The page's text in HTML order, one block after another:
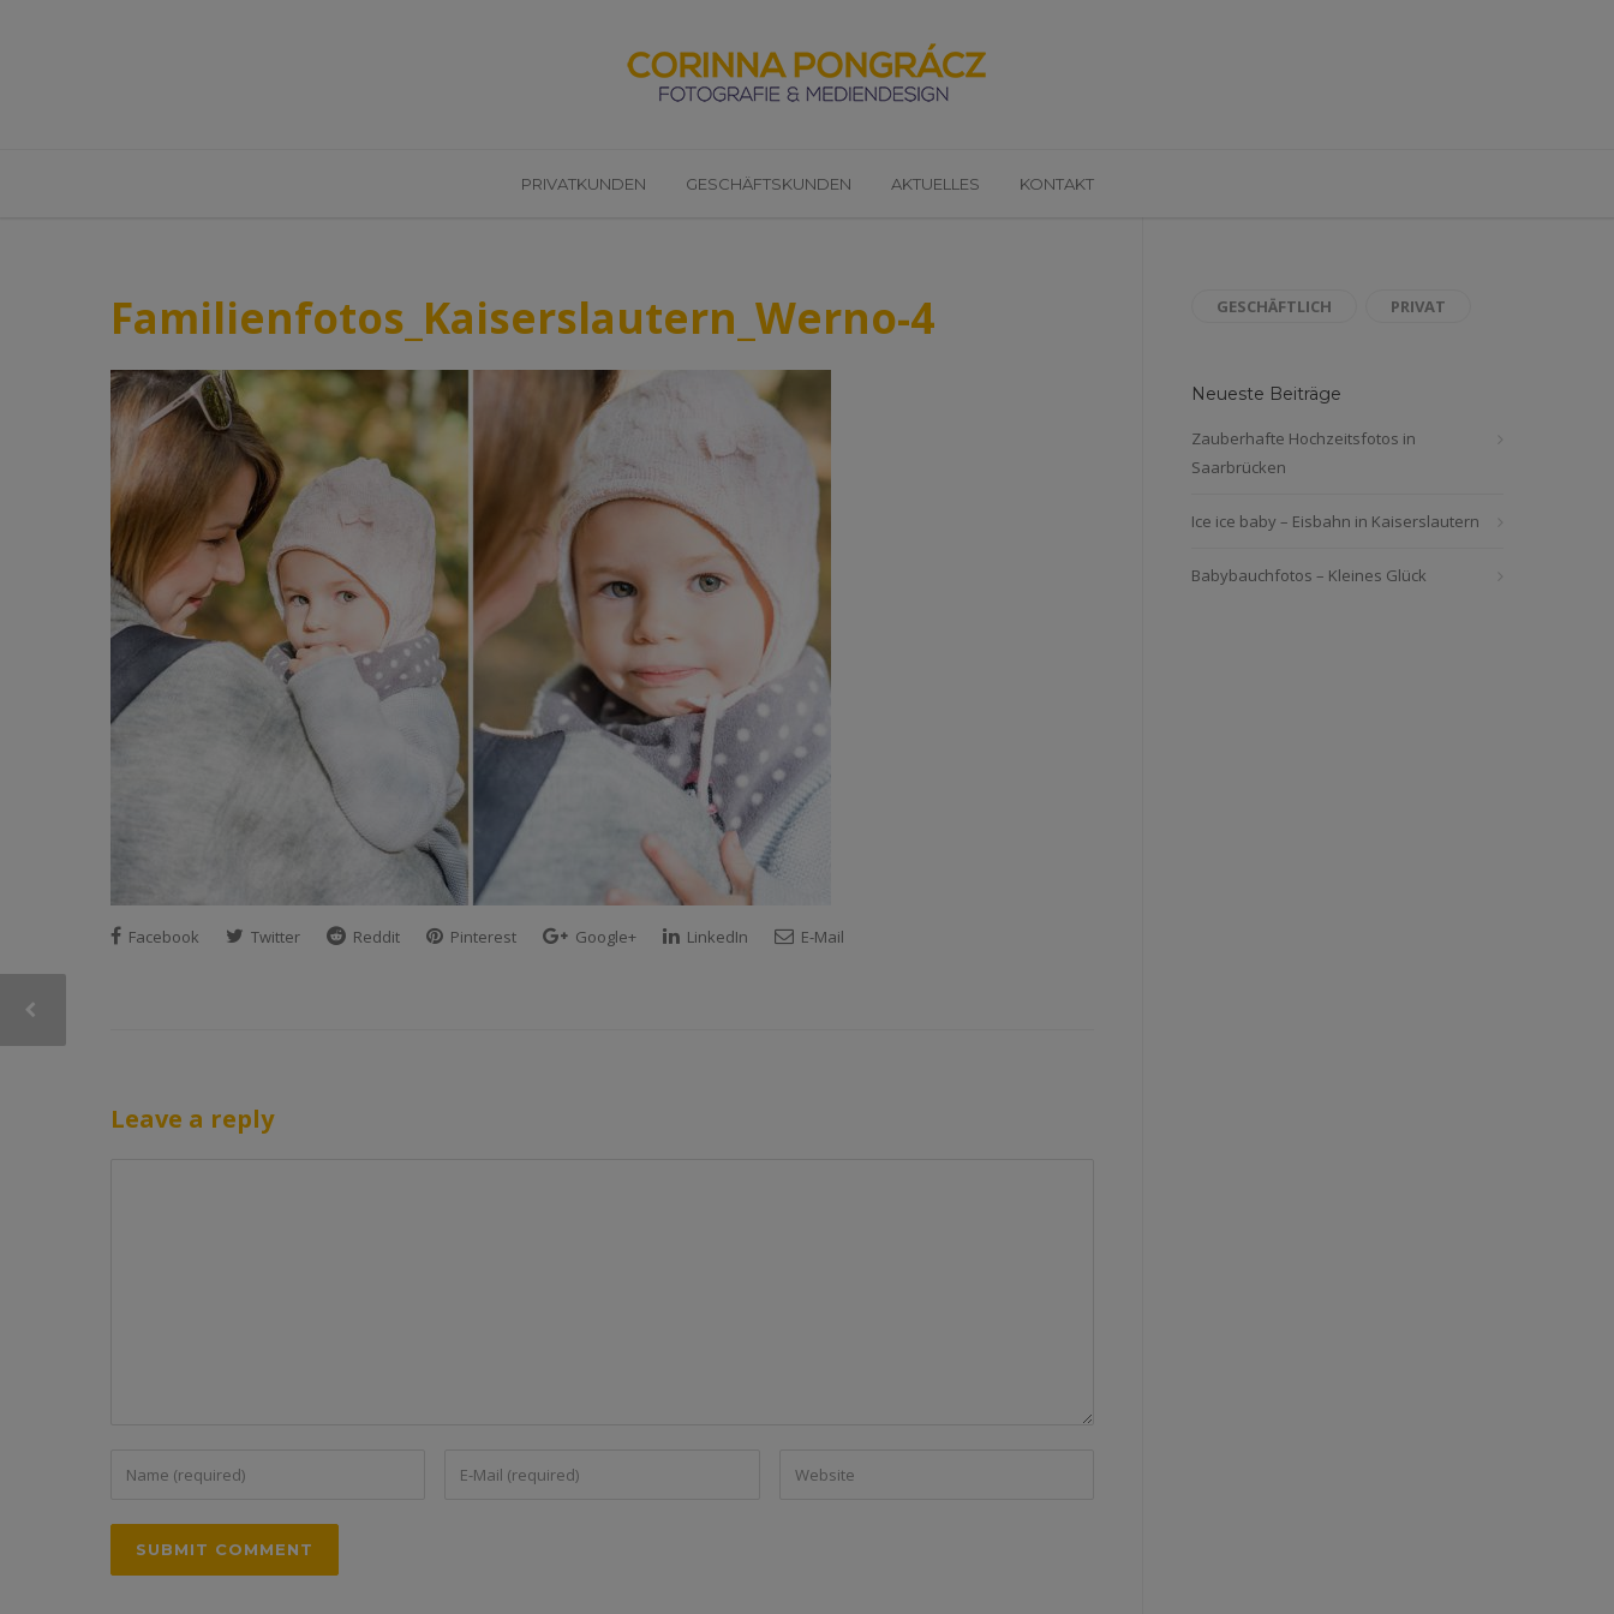
PRIVATKUNDEN GESCHÄFTSKUNDEN AKTUELLES KONTAKT
Familienfotos_Kaiserslautern_Werno-4
Facebook Twitter Reddit Pinterest Google+ LinkedIn E-Mail
Leave a reply
GESCHÄFTLICH PRIVAT
Neueste Beiträge
Zauberhafte Hochzeitsfotos in
Saarbrücken
Ice ice baby – Eisbahn in Kaiserslautern
Babybauchfotos – Kleines Glück